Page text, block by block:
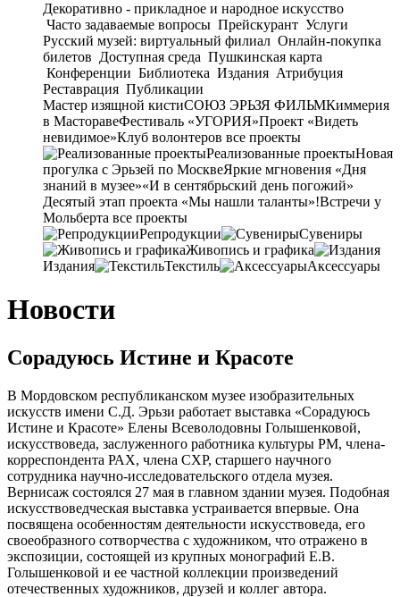
Декоративно - прикладное и народное искусство
Часто задаваемые вопросы Прейскурант Услуги
Русский музей: виртуальный филиал Онлайн-покупка
билетов Доступная среда Пушкинская карта
Конференции Библиотека Издания Атрибуция
Реставрация Публикации
Мастер изящной кистиСОЮЗ ЭРЬЗЯ ФИЛЬМКиммерия
в МасторавеФестиваль «УГОРИЯ»Проект «Видеть
невидимое»Клуб волонтеров все проекты
Реализованные проектыНовая
прогулка с Эрьзей по МосквеЯркие мгновения «Дня
знаний в музее»«И в сентябрьский день погожий»
Десятый этап проекта «Мы нашли таланты»!Встречи у
Мольберта все проекты
Репродукции
Сувениры
Живопись и графика
Издания
Текстиль Аксессуары
Новости
Сорадуюсь Истине и Красоте
В Мордовском республиканском музее изобразительных
искусств имени С.Д. Эрьзи работает выставка «Сорадуюсь
Истине и Красоте» Елены Всеволодовны Голышенковой,
искусствоведа, заслуженного работника культуры РМ, члена-
корреспондента РАХ, члена СХР, старшего научного
сотрудника научно-исследовательского отдела музея.
Вернисаж состоялся 27 мая в главном здании музея. Подобная
искусствоведческая выставка устраивается впервые. Она
посвящена особенностям деятельности искусствоведа, его
своеобразного сотворчества с художником, что отражено в
экспозиции, состоящей из крупных монографий Е.В.
Голышенковой и ее частной коллекции произведений
отечественных художников, друзей и коллег автора.